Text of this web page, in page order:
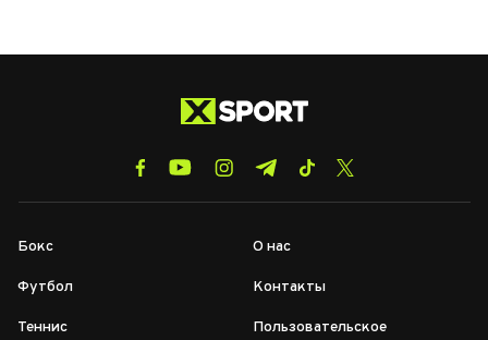
Бокс
Футбол
Теннис
О нас
Контакты
Пользовательское